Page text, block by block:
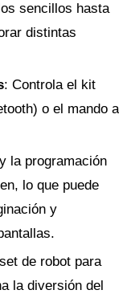
sencillos hasta
distintas
: Controla el kit
o el mando a
la programación
lo que puede
y
de robot para
la diversión del